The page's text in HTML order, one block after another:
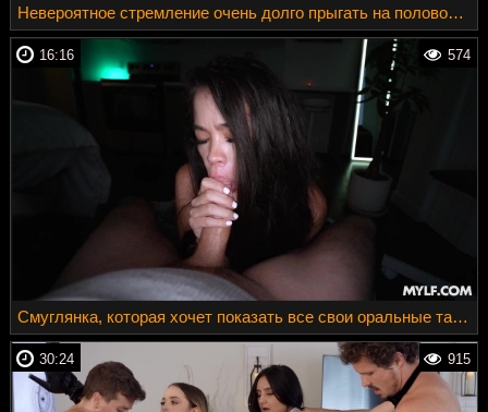
Невероятное стремление очень долго прыгать на половом органе
574
16:16
Смуглянка, которая хочет показать все свои оральные таланты
915
30:24